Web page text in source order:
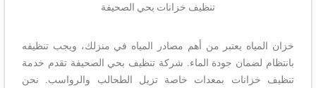
تنظيف خزانات بحي الصحيفة
خزان المياه يعتبر من أهم مصادر المياه في منزلك، ويجب تنظيفه
بانتظام لضمان جودة الماء. شركة تنظيف بحي الصحيفة تقدم خدمة
تنظيف خزانات بمعدات خاصة تزيل الطحالب والرواسب. نحن